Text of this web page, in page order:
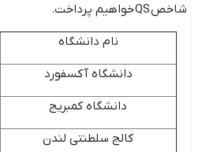
شاخص QS خواهیم پرداخت.
نام دانشگاه
دانشگاه آکسفورد
دانشگاه کمبریج
کالج سلطنتی لندن